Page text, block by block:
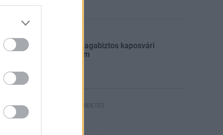
Újabb magabiztos kaposvári
győzelem
HIRDETÉS